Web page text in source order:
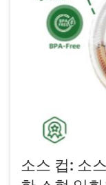
소스 컵: 소